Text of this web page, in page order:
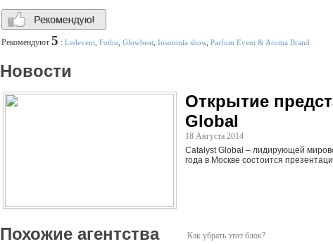
Рекомендуют 5 : Ledevent Fotbu Glowbeat Insomnia show, Parfum Event & Aroma Brand
Новости
Открытие
Global
18 Августа 2014
Catalyst Global – лидирующей
года в Москве состоится
Как убрать этот блок?
Похожие агентства